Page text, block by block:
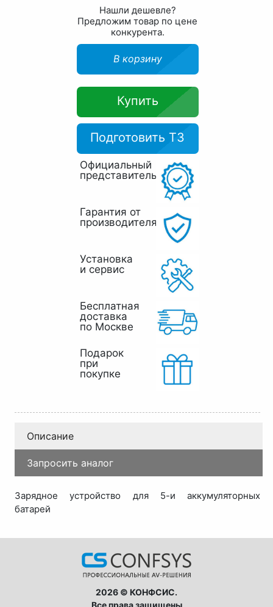
Нашли дешевле?
Предложим товар по цене
конкурента.
В корзину
Купить
Подготовить ТЗ
Официальный
представитель
Гарантия от
производителя
Установка
и сервис
Бесплатная
доставка
по Москве
Подарок
при
покупке
Описание
Запросить аналог
Зарядное устройство для 5-и аккумуляторных
батарей
2026 © КОНФСИС.
Все права защищены